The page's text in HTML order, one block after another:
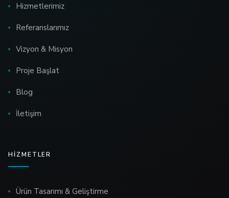
Hizmetlerimiz
Referanslarımız
Vizyon & Misyon
Proje Başlat
Blog
İletişim
HIZMETLER
Ürün Tasarımı & Geliştirme